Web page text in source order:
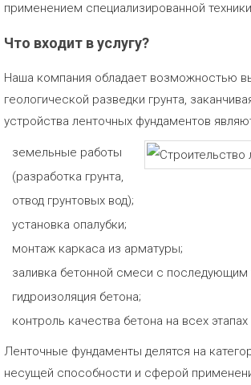
применением специализированной
Что входит в услугу?
Наша компания обладает возможностью
геологической разведки грунта,
устройства ленточных фундаментов
земельные работы
(разработка грунта,
отвод грунтовых вод);
установка опалубки;
монтаж каркаса из арматуры;
заливка бетонной смеси с последующим
гидроизоляция бетона;
контроль качества бетона на всех
Ленточные фундаменты делятся на
несущей способности и сферой